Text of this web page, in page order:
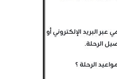
البريد الإلكتروني أو
الرحلة.
الرحلة ؟